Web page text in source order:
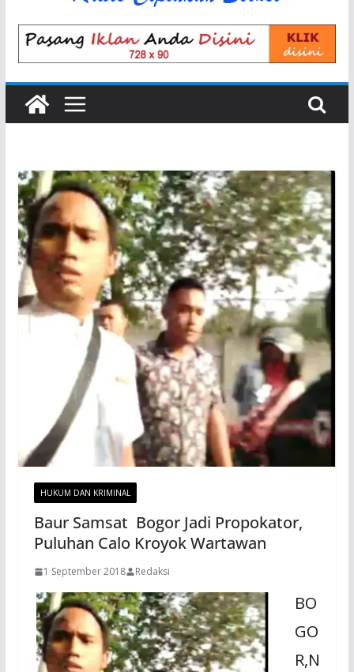
HUKUM DAN KRIMINAL
Baur Samsat Bogor Jadi Propokator,
Puluhan Calo Kroyok Wartawan
1 September 2018 Redaksi
BO
GO
R,N